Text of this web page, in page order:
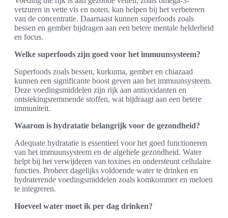
vetzuren in vette vis en noten, kan helpen bij het verbeteren
van de concentratie. Daarnaast kunnen superfoods zoals
bessen en gember bijdragen aan een betere mentale helderheid
en focus.
Welke superfoods zijn goed voor het immuunsysteem?
Superfoods zoals bessen, kurkuma, gember en chiazaad
kunnen een significante boost geven aan het immuunsysteem.
Deze voedingsmiddelen zijn rijk aan antioxidanten en
ontstekingsremmende stoffen, wat bijdraagt aan een betere
immuniteit.
Waarom is hydratatie belangrijk voor de gezondheid?
Adequate hydratatie is essentieel voor het goed functioneren
van het immuunsysteem en de algehele gezondheid. Water
helpt bij het verwijderen van toxines en ondersteunt cellulaire
functies. Probeer dagelijks voldoende water te drinken en
hydraterende voedingsmiddelen zoals komkommer en meloen
te integreren.
Hoeveel water moet ik per dag drinken?